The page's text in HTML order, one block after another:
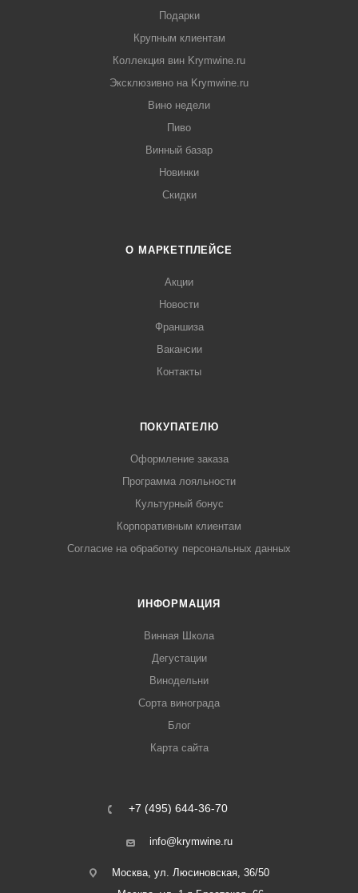
Подарки
Крупным клиентам
Коллекция вин Krymwine.ru
Эксклюзивно на Krymwine.ru
Вино недели
Пиво
Винный базар
Новинки
Скидки
О МАРКЕТПЛЕЙСЕ
Акции
Новости
Франшиза
Вакансии
Контакты
ПОКУПАТЕЛЮ
Оформление заказа
Программа лояльности
Культурный бонус
Корпоративным клиентам
Согласие на обработку персональных данных
ИНФОРМАЦИЯ
Винная Школа
Дегустации
Винодельни
Сорта винограда
Блог
Карта сайта
+7 (495) 644-36-70
info@krymwine.ru
Москва, ул. Люсиновская, 36/50